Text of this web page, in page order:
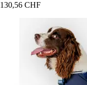
130,56 CHF